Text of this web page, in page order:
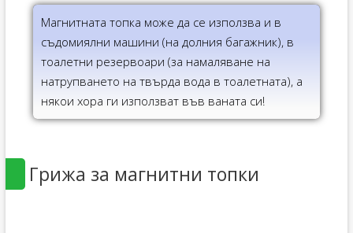
Магнитната топка може да се използва и в
съдомиялни машини (на долния багажник), в
тоалетни резервоари (за намаляване на
натрупването на твърда вода в тоалетната), а
някои хора ги използват във ваната си!
Грижа за магнитни топки